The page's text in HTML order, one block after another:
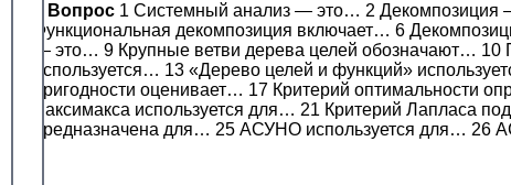
Вопрос1 Системный анализ — это… 2 Декомпозиция
Функциональная декомпозиция включает… 6
— это… 9 Крупные ветви дерева целей обозначают…
используется… 13 «Дерево целей и функций»
пригодности оценивает… 17 Критерий оптимальности
максимакса используется для… 21 Критерий Лапласа
предназначена для… 25 АСУНО используется для…